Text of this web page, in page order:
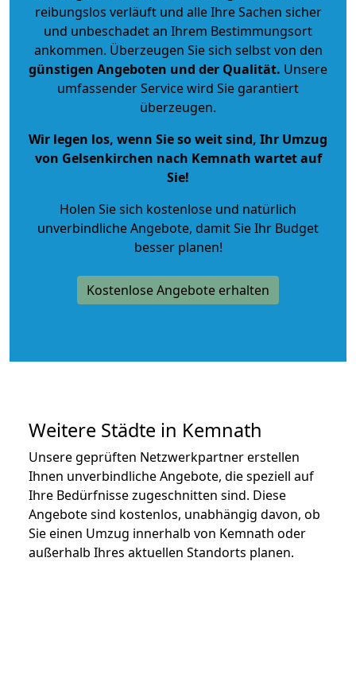
reibungslos verläuft und alle Ihre Sachen sicher
und unbeschadet an Ihrem Bestimmungsort
ankommen. Überzeugen Sie sich selbst von den
günstigen Angeboten und der Qualität. Unsere
umfassender Service wird Sie garantiert
überzeugen.
Wir legen los, wenn Sie so weit sind, Ihr Umzug
von Gelsenkirchen nach Kemnath wartet auf
Sie!
Holen Sie sich kostenlose und natürlich
unverbindliche Angebote, damit Sie Ihr Budget
besser planen!
Kostenlose Angebote erhalten
Weitere Städte in Kemnath
Unsere geprüften Netzwerkpartner erstellen
Ihnen unverbindliche Angebote, die speziell auf
Ihre Bedürfnisse zugeschnitten sind. Diese
Angebote sind kostenlos, unabhängig davon, ob
Sie einen Umzug innerhalb von Kemnath oder
außerhalb Ihres aktuellen Standorts planen.